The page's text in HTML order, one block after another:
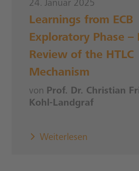
24. Januar 2025
Learnings from ECB
Exploratory Phase –
Review of the HTLC
Mechanism
von Prof. Dr. Christian
Kohl-Landgraf
Weiterlesen